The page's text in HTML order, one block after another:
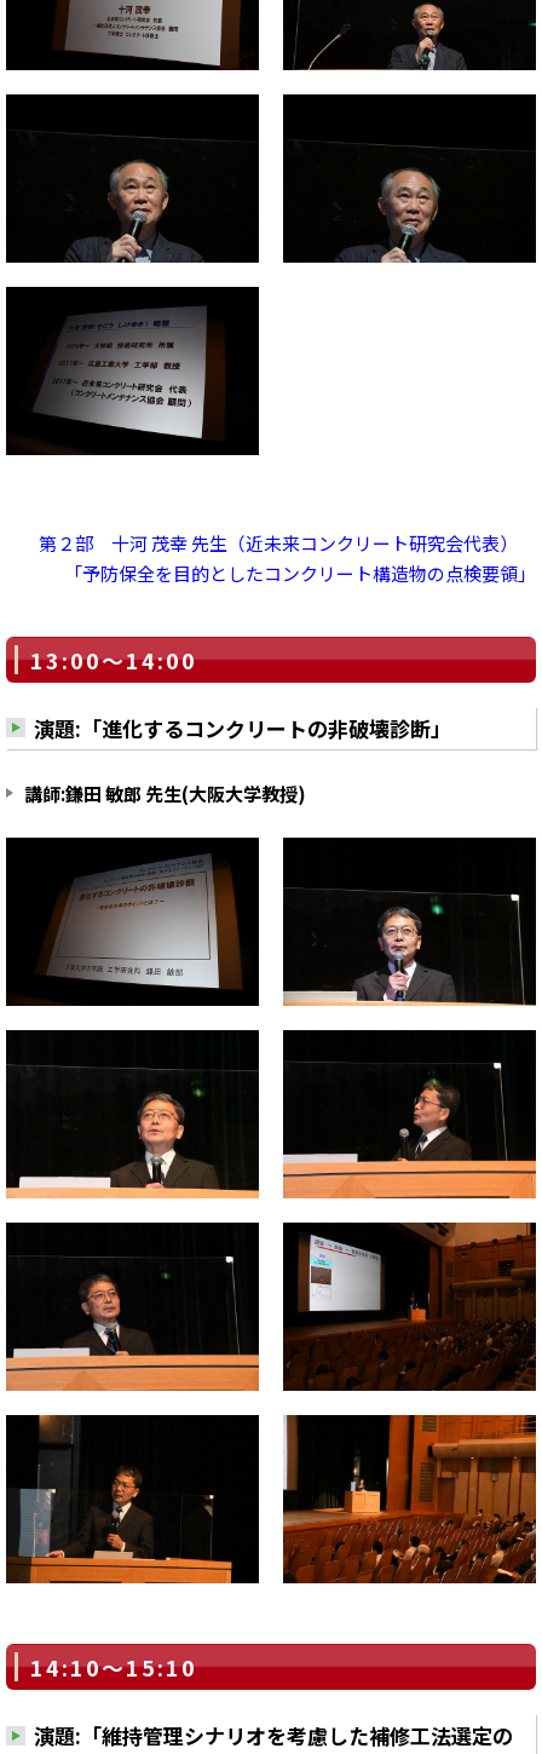
第２部 十河 茂幸 先生（近未来コンクリート研究会代表）
「予防保全を目的としたコンクリート構造物の点検要領」
13:00～14:00
演題:「進化するコンクリートの非破壊診断」
講師:鎌田 敏郎 先生(大阪大学教授)
14:10～15:10
演題:「維持管理シナリオを考慮した補修工法選定の